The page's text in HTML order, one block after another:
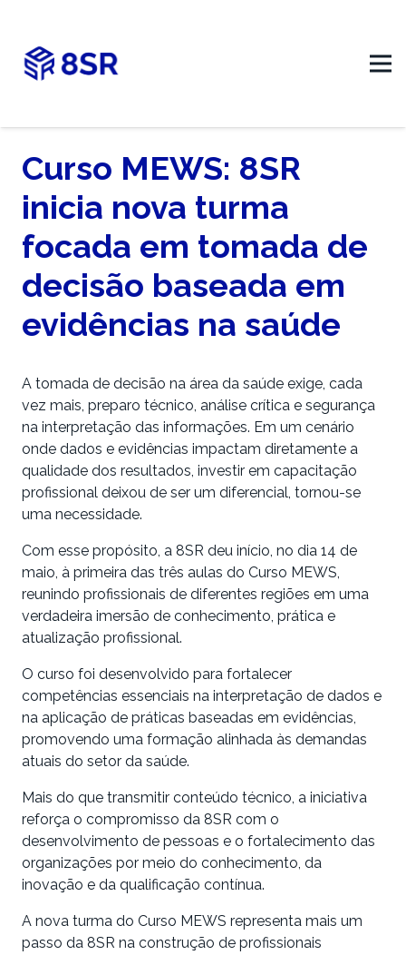
Curso MEWS: 8SR
inicia nova turma
focada em tomada de
decisão baseada em
evidências na saúde
A tomada de decisão na área da saúde exige, cada
vez mais, preparo técnico, análise crítica e segurança
na interpretação das informações. Em um cenário
onde dados e evidências impactam diretamente a
qualidade dos resultados, investir em capacitação
profissional deixou de ser um diferencial, tornou-se
uma necessidade.
Com esse propósito, a 8SR deu início, no dia 14 de
maio, à primeira das três aulas do Curso MEWS,
reunindo profissionais de diferentes regiões em uma
verdadeira imersão de conhecimento, prática e
atualização profissional.
O curso foi desenvolvido para fortalecer
competências essenciais na interpretação de dados e
na aplicação de práticas baseadas em evidências,
promovendo uma formação alinhada às demandas
atuais do setor da saúde.
Mais do que transmitir conteúdo técnico, a iniciativa
reforça o compromisso da 8SR com o
desenvolvimento de pessoas e o fortalecimento das
organizações por meio do conhecimento, da
inovação e da qualificação contínua.
A nova turma do Curso MEWS representa mais um
passo da 8SR na construção de profissionais